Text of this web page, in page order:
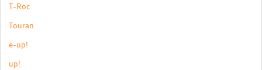
T-Roc
Touran
e-up!
up!